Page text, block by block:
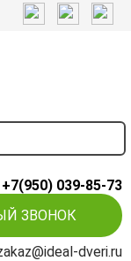
+7(950) 039-85-73
ЗВОНОК
dveri.ru